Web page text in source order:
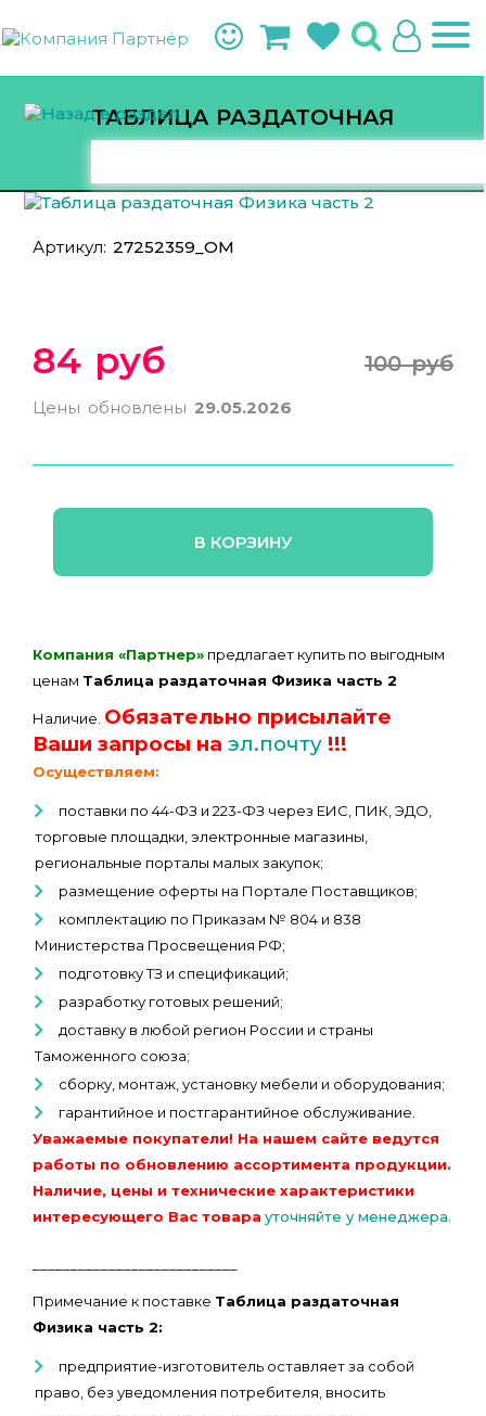
ТАБЛИЦА РАЗДАТОЧНАЯ
Артикул: 27252359_ОМ
84 руб 100 руб
Цены обновлены 29.05.2026
В КОРЗИНУ
Компания «Партнер» предлагает купить по выгодным
ценам Таблица раздаточная Физика часть 2
Наличие. Обязательно присылайте
Ваши запросы на эл.почту !!!
Осуществляем:
поставки по 44-ФЗ и 223-ФЗ через ЕИС, ПИК, ЭДО,
торговые площадки, электронные магазины,
региональные порталы малых закупок;
размещение оферты на Портале Поставщиков;
комплектацию по Приказам № 804 и 838
Министерства Просвещения РФ;
подготовку ТЗ и спецификаций;
разработку готовых решений;
доставку в любой регион России и страны
Таможенного союза;
сборку, монтаж, установку мебели и оборудования;
гарантийное и постгарантийное обслуживание.
Уважаемые покупатели! На нашем сайте ведутся
работы по обновлению ассортимента продукции.
Наличие, цены и технические характеристики
интересующего Вас товара уточняйте у менеджера.
Примечание к поставке Таблица раздаточная
Физика часть 2:
предприятие-изготовитель оставляет за собой
право, без уведомления потребителя, вносить